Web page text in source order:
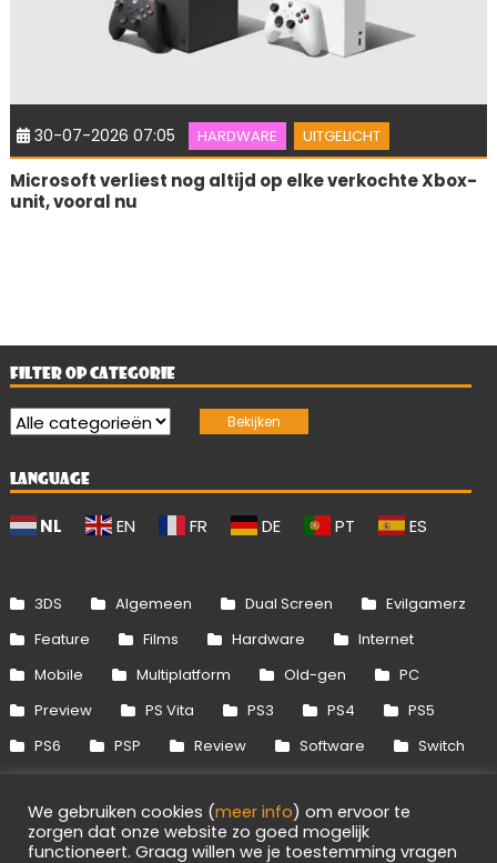
30-07-2026 07:05 HARDWARE UITGELICHT
Microsoft verliest nog altijd op elke verkochte Xbox-
unit, vooral nu
FILTER OP CATEGORIE
LANGUAGE
NL EN FR DE PT ES
3DS Algemeen Dual Screen
Evilgamerz
Feature
Films Hardware
Internet
Mobile
Multiplatform Old-gen
PC
Preview
PS Vita PS3 PS4
PS5
PS6
PSP Review Software
Switch
Xbox 360
Xbox One Xbox Series
We gebruiken cookies (meer info) om ervoor te
zorgen dat onze website zo goed mogelijk
functioneert. Graag willen we je toestemming vragen